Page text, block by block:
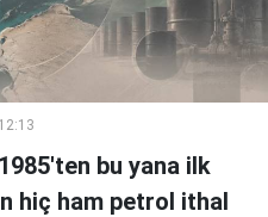
bu yana ilk
hiç ham petrol ithal